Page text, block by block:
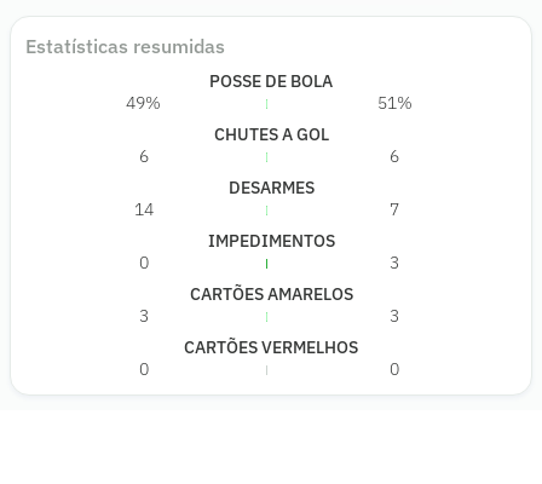
Estatísticas resumidas
POSSE DE BOLA
49%
51%
CHUTES A GOL
6
6
DESARMES
14
7
IMPEDIMENTOS
0
3
CARTÕES AMARELOS
3
3
CARTÕES VERMELHOS
0
0